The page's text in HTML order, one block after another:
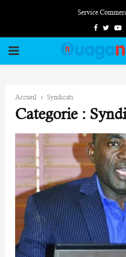
Service
Facebook
PRIMARY
Accueil Syndicats
Categorie :